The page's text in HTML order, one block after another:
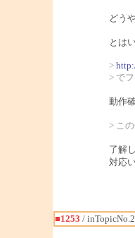
どう
とは
>
> で
動作
> こ
了解
対応
■1253 /